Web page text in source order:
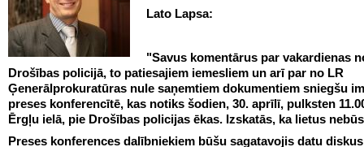
Lato Lapsa:
"Savus komentārus par vakardienas
Drošības policijā, to patiesajiem iemesliem un arī par no LR
Ģenerālprokuratūras nule saņemtiem dokumentiem sniegšu
preses konferencītē, kas notiks šodien, 30. aprīlī, pulksten
Ērgļu ielā, pie Drošības policijas ēkas. Izskatās, ka lietus
Preses konferences dalībniekiem būšu sagatavojis datu